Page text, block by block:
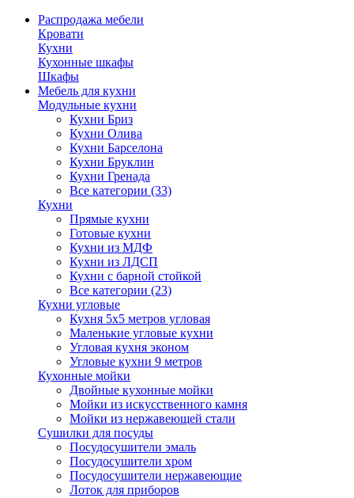
Распродажа мебели
Кровати
Кухни
Кухонные шкафы
Шкафы
Мебель для кухни
Модульные кухни
Кухни Бриз
Кухни Олива
Кухни Барселона
Кухни Бруклин
Кухни Гренада
Все категории (33)
Кухни
Прямые кухни
Готовые кухни
Кухни из МДФ
Кухни из ЛДСП
Кухни с барной стойкой
Все категории (23)
Кухни угловые
Кухня 5х5 метров угловая
Маленькие угловые кухни
Угловая кухня эконом
Угловые кухни 9 метров
Кухонные мойки
Двойные кухонные мойки
Мойки из искусственного камня
Мойки из нержавеющей стали
Сушилки для посуды
Посудосушители эмаль
Посудосушители хром
Посудосушители нержавеющие
Лоток для приборов